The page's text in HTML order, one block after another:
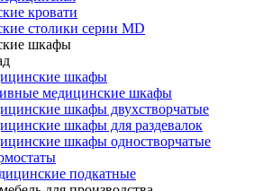
кровати
столики серии MD
шкафы
шкафы
медицинские шкафы
шкафы двухстворчатые
шкафы для раздевалок
шкафы одностворчатые
подкатные